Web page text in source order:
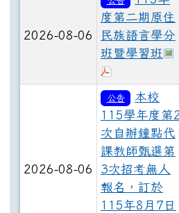
2026-08-06
度第二期原住
民族語言學分
班暨學習班
2026-08-06
公告
本校
115學年度第2
次自辦鐘點代
課教師甄選第
3次招考無人
報名，訂於
115年8月7日